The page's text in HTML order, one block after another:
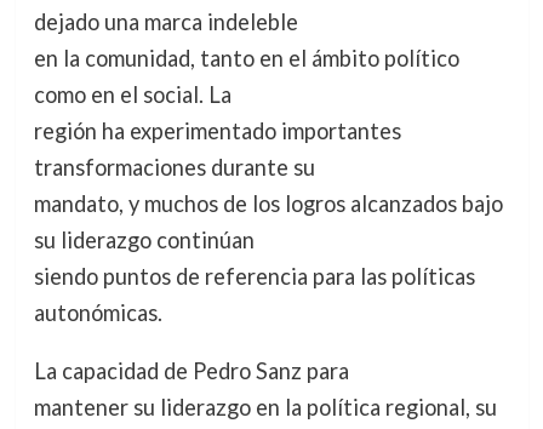
dejado una marca indeleble
en la comunidad, tanto en el ámbito político
como en el social. La
región ha experimentado importantes
transformaciones durante su
mandato, y muchos de los logros alcanzados bajo
su liderazgo continúan
siendo puntos de referencia para las políticas
autonómicas.
La capacidad de Pedro Sanz para
mantener su liderazgo en la política regional, su